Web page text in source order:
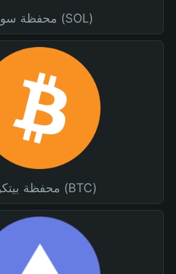
محفظة سولانا (SOL)
محفظة بيتكوين (BTC)